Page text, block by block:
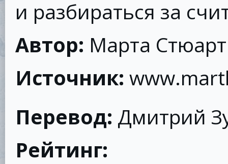
и разбираться за
Автор: Марта Стюарт
Источник:
Перевод: Дмитрий
Рейтинг: